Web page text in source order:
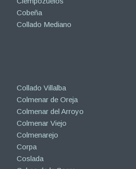
Cobeña
Collado Mediano
Collado Villalba
Colmenar de Oreja
Colmenar del Arroyo
Colmenar Viejo
Colmenarejo
Corpa
Coslada